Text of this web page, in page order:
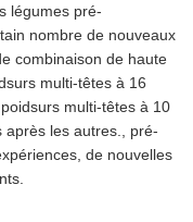
légumes pré-
nombre de nouveaux
combinaison de haute
multi-têtes à 16
multi-têtes à 10
après les autres., pré-
de nouvelles